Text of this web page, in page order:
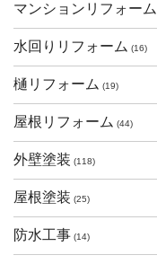
マンションリフォーム
水回りリフォーム (16)
樋リフォーム (19)
屋根リフォーム (44)
外壁塗装 (118)
屋根塗装 (25)
防水工事 (14)